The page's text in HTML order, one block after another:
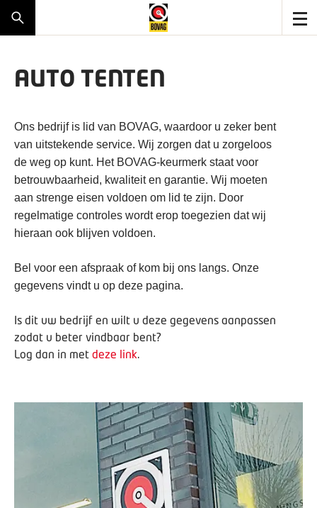
AUTO TENTEN
Ons bedrijf is lid van BOVAG, waardoor u zeker bent
van uitstekende service. Wij zorgen dat u zorgeloos
de weg op kunt. Het BOVAG-keurmerk staat voor
betrouwbaarheid, kwaliteit en garantie. Wij moeten
aan strenge eisen voldoen om lid te zijn. Door
regelmatige controles wordt erop toegezien dat wij
hieraan ook blijven voldoen.
Bel voor een afspraak of kom bij ons langs. Onze
gegevens vindt u op deze pagina.
Is dit uw bedrijf en wilt u deze gegevens aanpassen
zodat u beter vindbaar bent?
Log dan in met deze link.